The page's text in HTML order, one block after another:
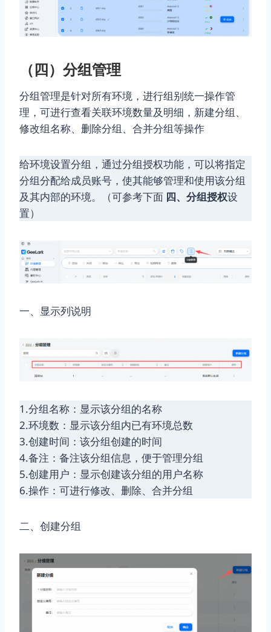
（四）分组管理
分组管理是针对所有环境，进行组别统一操作管
理，可进行查看关联环境数量及明细，新建分组、
修改组名称、删除分组、合并分组等操作
给环境设置分组，通过分组授权功能，可以将指定
分组分配给成员账号，使其能够管理和使用该分组
及其内部的环境。（可参考下面 四、分组授权设
置）
一、显示列说明
1.分组名称：显示该分组的名称
2.环境数：显示该分组内已有环境总数
3.创建时间：该分组创建的时间
4.备注：备注该分组信息，便于管理分组
5.创建用户：显示创建该分组的用户名称
6.操作：可进行修改、删除、合并分组
二、创建分组